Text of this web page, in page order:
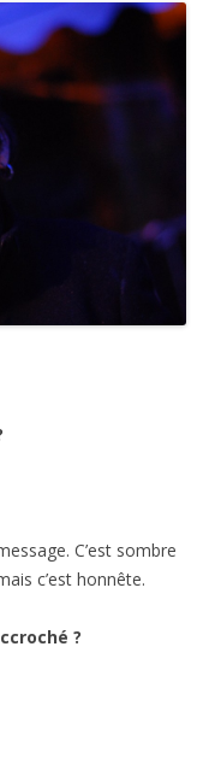
C’est sombre
c’est honnête.
?